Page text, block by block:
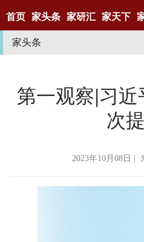
首页 家头条 家研汇 家天下
家头条
第一观察|习
次
2023年10月08日 |